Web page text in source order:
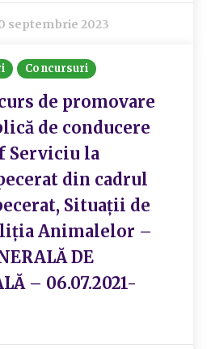
septembrie 2023
Concursuri
de promovare
de conducere
Serviciu la
din cadrul
Situații de
Animalelor –
DE
– 06.07.2021-